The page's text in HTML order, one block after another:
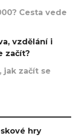
Cesta vede
vzdělání i
začít?
jak začít se
hry